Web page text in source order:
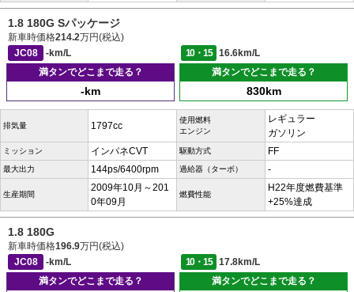
1.8 180G Sパッケージ
新車時価格214.2万円(税込)
JC08
-km/L 10・15
16.6km/L
満タンでどこまで走る？
-km
満タンでどこまで走る？
830km
排気量 1797cc
使用燃料
エンジン
レギュラー
ガソリン
ミッション インパネCVT 駆動方式 FF
最大出力 144ps/6400rpm 過給器（ターボ） -
生産期間
2009年10月～201
0年09月
燃費性能
H22年度燃費基準
+25%達成
1.8 180G
新車時価格196.9万円(税込)
JC08
-km/L 10・15
17.8km/L
満タンでどこまで走る？
満タンでどこまで走る？